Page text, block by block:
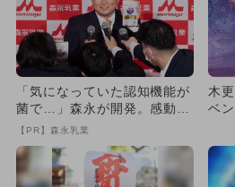
「気になっていた認知機能が
菌で…」森永が開発。感動の
70代続出
【PR】森永乳業
木
ベ